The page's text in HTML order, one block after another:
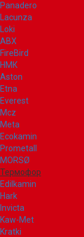
Panadero
Lacunza
Loki
ABX
FireBird
НМК
Aston
Etna
Everest
Mcz
Meta
Ecokamin
Prometall
MORSØ
Термофор
Edilkamin
Hark
Invicta
Kaw-Met
Kratki